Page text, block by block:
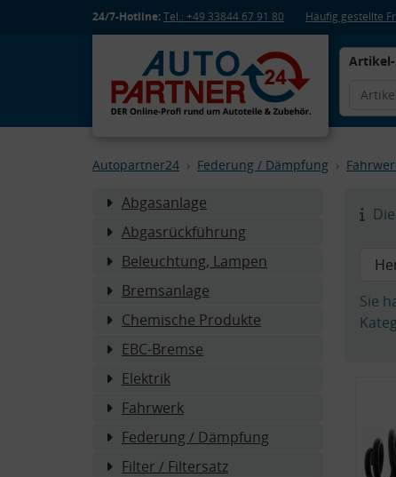
24/7-Hotline:Tel.: +49 33844 67 91 80 Häufig gestellte
Artikel-
Autopartner24 Federung / Dämpfung
Abgasanlage
Abgasrückführung
Beleuchtung, Lampen
Bremsanlage
Chemische Produkte
EBC-Bremse
Elektrik
Fahrwerk
Federung / Dämpfung
Filter / Filtersatz
Sie